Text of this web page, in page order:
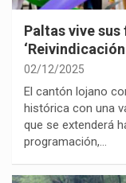
Paltas vive
02/12/2025
El cantón lojano
histórica con una
que se extenderá
programación,…